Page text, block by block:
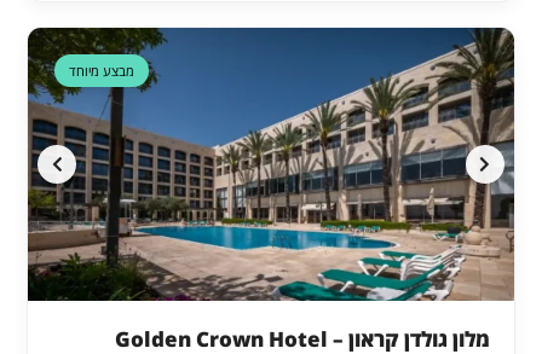
מבצע מיוחד
מלון גולדן קראון – Golden Crown Hotel